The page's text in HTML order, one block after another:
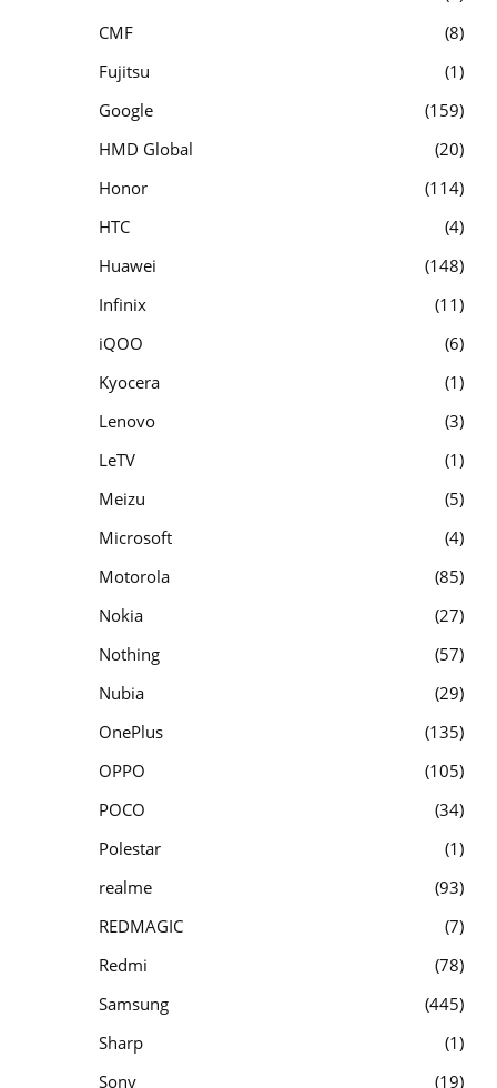
CMF
8
Fujitsu
1
Google
159
HMD Global
20
Honor
114
HTC
4
Huawei
148
Infinix
11
iQOO
6
Kyocera
1
Lenovo
3
LeTV
1
Meizu
5
Microsoft
4
Motorola
85
Nokia
27
Nothing
57
Nubia
29
OnePlus
135
OPPO
105
POCO
34
Polestar
1
realme
93
REDMAGIC
7
Redmi
78
Samsung
445
Sharp
1
Sony
19